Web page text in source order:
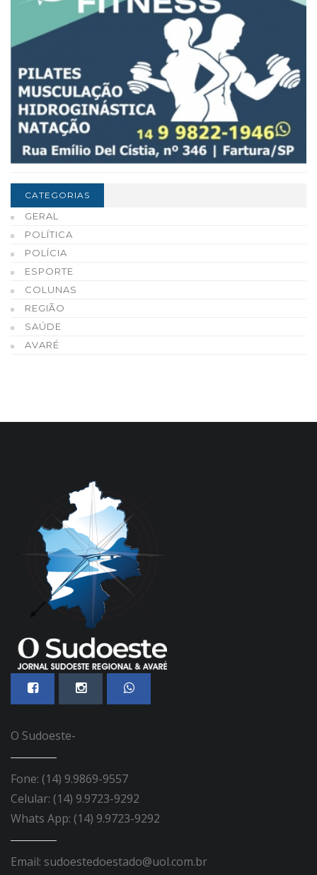
CATEGORIAS
GERAL
POLÍTICA
POLÍCIA
ESPORTE
COLUNAS
REGIÃO
SAÚDE
AVARÉ
O Sudoeste-
Fone: (14) 9.9869-9557
Celular: (14) 9.9723-9292
Whats App: (14) 9.9723-9292
Email: sudoestedoestado@uol.com.br